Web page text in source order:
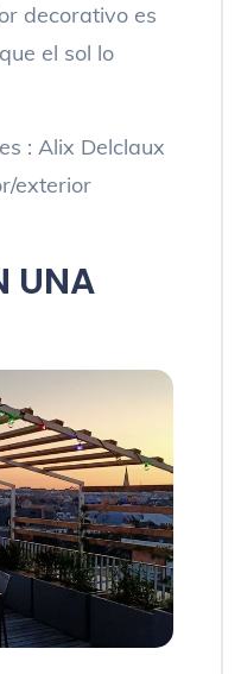
decorativo es
el sol lo
: Alix Delclaux
exterior
UNA